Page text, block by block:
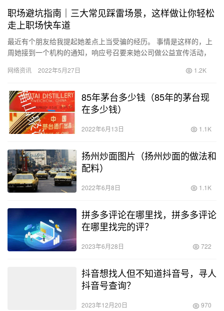
职场避坑指南｜三大常见踩雷场景，这样做让你轻松
走上职场快车道
最近有个朋友给我提起她差点上当受骗的经历。 事情是这样的，上
周她接到一个机构的通知，响应号召要来她公司做公益宣传活动，
函确…
网络资讯 2022年5月27日 1.2K
85年茅台多少钱（85年的茅台现
在多少钱）
2022年6月13日 1.1K
扬州炒面图片（扬州炒面的做法和
配料）
2022年6月8日 1.1K
拼多多评论在哪里找，拼多多评论
在哪里找完的评？
2023年6月28日 722
抖音想找人但不知道抖音号，寻人
抖音号查询？
2023年12月20日 970